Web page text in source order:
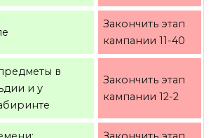
Закончить этап
кампании 11-40
в
и у
Закончить этап
кампании 12-2